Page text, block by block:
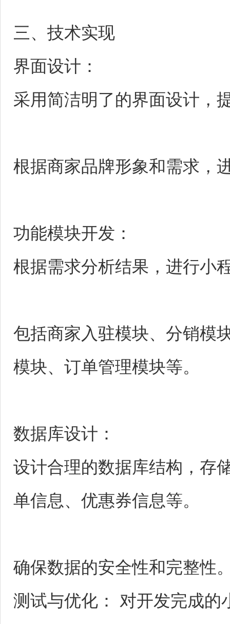
三、技术实现
界面设计：
采用简洁明了的界面设计，
根据商家品牌形象和需求，
功能模块开发：
根据需求分析结果，进行小
包括商家入驻模块、分销模
模块、订单管理模块等。
数据库设计：
设计合理的数据库结构，存
单信息、优惠券信息等。
确保数据的安全性和完整性
测试与优化： 对开发完成的